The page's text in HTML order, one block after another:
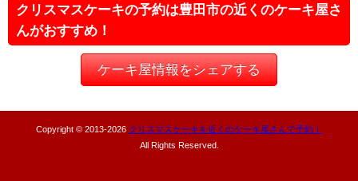
クリスマスケーキの予約は豊田市の近くのケーキ屋さ
んがおすすめ！
ケーキ屋情報をシェアする
Copyright © 2013-2026 クリスマスケーキを近くのケーキ屋さんで予約！
All Rights Reserved.